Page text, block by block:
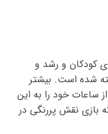
کودکان و رشد و
شده است. بیشتر
ساعات خود را به این
بازی نقش پررنگی در